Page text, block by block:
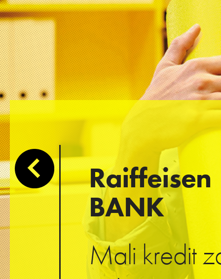
Raiffeisen
BANK
Mali kredit